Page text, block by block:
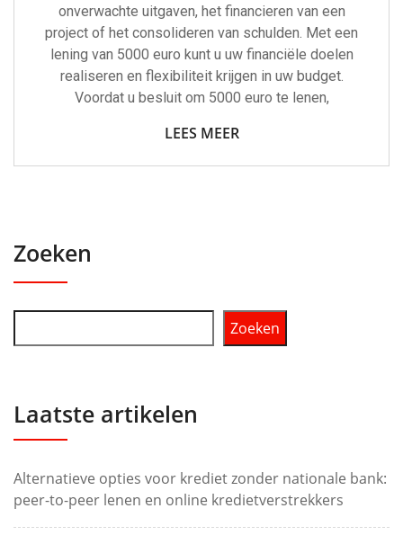
onverwachte uitgaven, het financieren van een
project of het consolideren van schulden. Met een
lening van 5000 euro kunt u uw financiële doelen
realiseren en flexibiliteit krijgen in uw budget.
Voordat u besluit om 5000 euro te lenen,
LEES MEER
Zoeken
Zoeken
Laatste artikelen
Alternatieve opties voor krediet zonder nationale bank:
peer-to-peer lenen en online kredietverstrekkers